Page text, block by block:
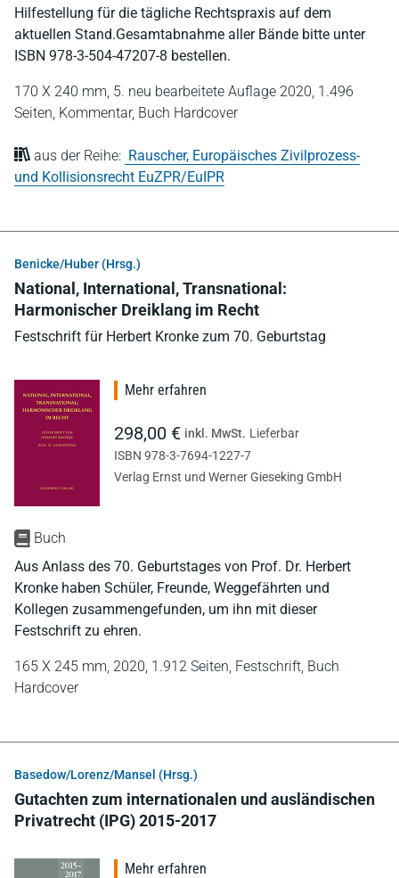
Hilfestellung für die tägliche Rechtspraxis auf dem
aktuellen Stand.Gesamtabnahme aller Bände bitte unter
ISBN 978-3-504-47207-8 bestellen.
170 X 240 mm, 5. neu bearbeitete Auflage 2020, 1.496
Seiten, Kommentar, Buch Hardcover
aus der Reihe: Rauscher, Europäisches Zivilprozess-
und Kollisionsrecht EuZPR/EuIPR
Benicke/Huber (Hrsg.)
National, International, Transnational:
Harmonischer Dreiklang im Recht
Festschrift für Herbert Kronke zum 70. Geburtstag
Buch
Aus Anlass des 70. Geburtstages von Prof. Dr. Herbert
Kronke haben Schüler, Freunde, Weggefährten und
Kollegen zusammengefunden, um ihn mit dieser
Festschrift zu ehren.
165 X 245 mm, 2020, 1.912 Seiten, Festschrift, Buch
Hardcover
Mehr erfahren
298,00 € inkl. MwSt. Lieferbar
ISBN 978-3-7694-1227-7
Verlag Ernst und Werner Gieseking GmbH
Basedow/Lorenz/Mansel (Hrsg.)
Gutachten zum internationalen und ausländischen
Privatrecht (IPG) 2015-2017
Mehr erfahren